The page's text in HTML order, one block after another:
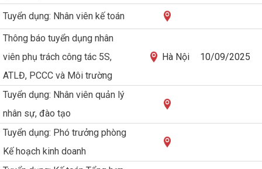
Tuyển dụng: Nhân viên kế toán
Thông báo tuyển dụng nhân
viên phụ trách công tác 5S,
ATLĐ, PCCC và Môi trường
Hà Nội 10/09/2025
Tuyển dụng: Nhân viên quản lý
nhân sự, đào tạo
Tuyển dụng: Phó trưởng phòng
Kế hoạch kinh doanh